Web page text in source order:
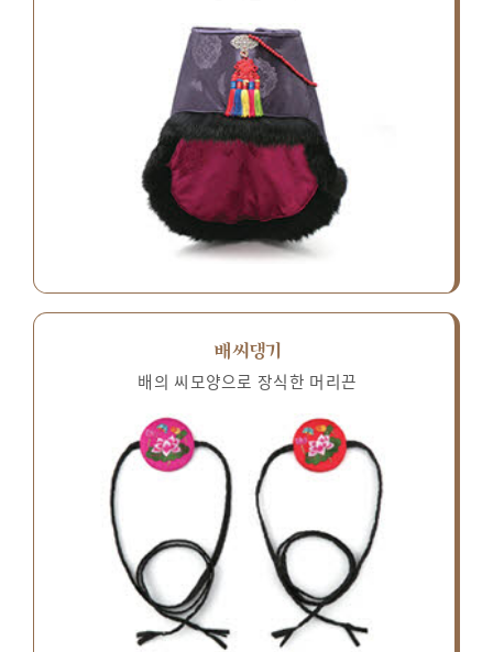
배씨댕기
배의 씨모양으로 장식한 머리끈